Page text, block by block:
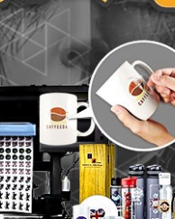
مرجع
تبلیغ شو پودر بندکشی
پودر بندکشی کاشی و سرامیک